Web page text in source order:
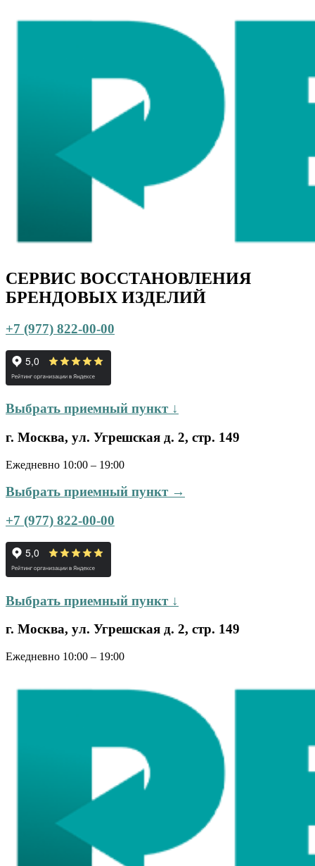
СЕРВИС ВОССТАНОВЛЕНИЯ
БРЕНДОВЫХ ИЗДЕЛИЙ
+7 (977) 822-00-00
Выбрать приемный пункт ↓
г. Москва, ул. Угрешская д. 2, стр. 149
Ежедневно 10:00 – 19:00
Выбрать приемный пункт →
+7 (977) 822-00-00
Выбрать приемный пункт ↓
г. Москва, ул. Угрешская д. 2, стр. 149
Ежедневно 10:00 – 19:00